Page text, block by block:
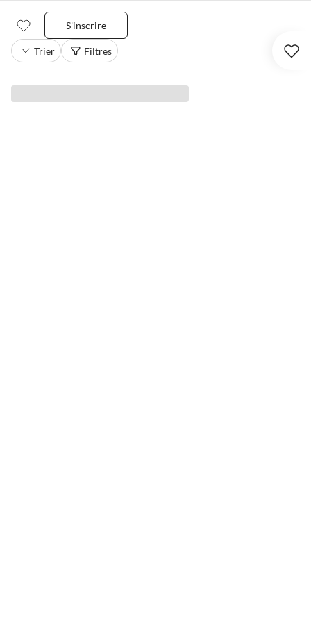
S'inscrire
Trier Filtres